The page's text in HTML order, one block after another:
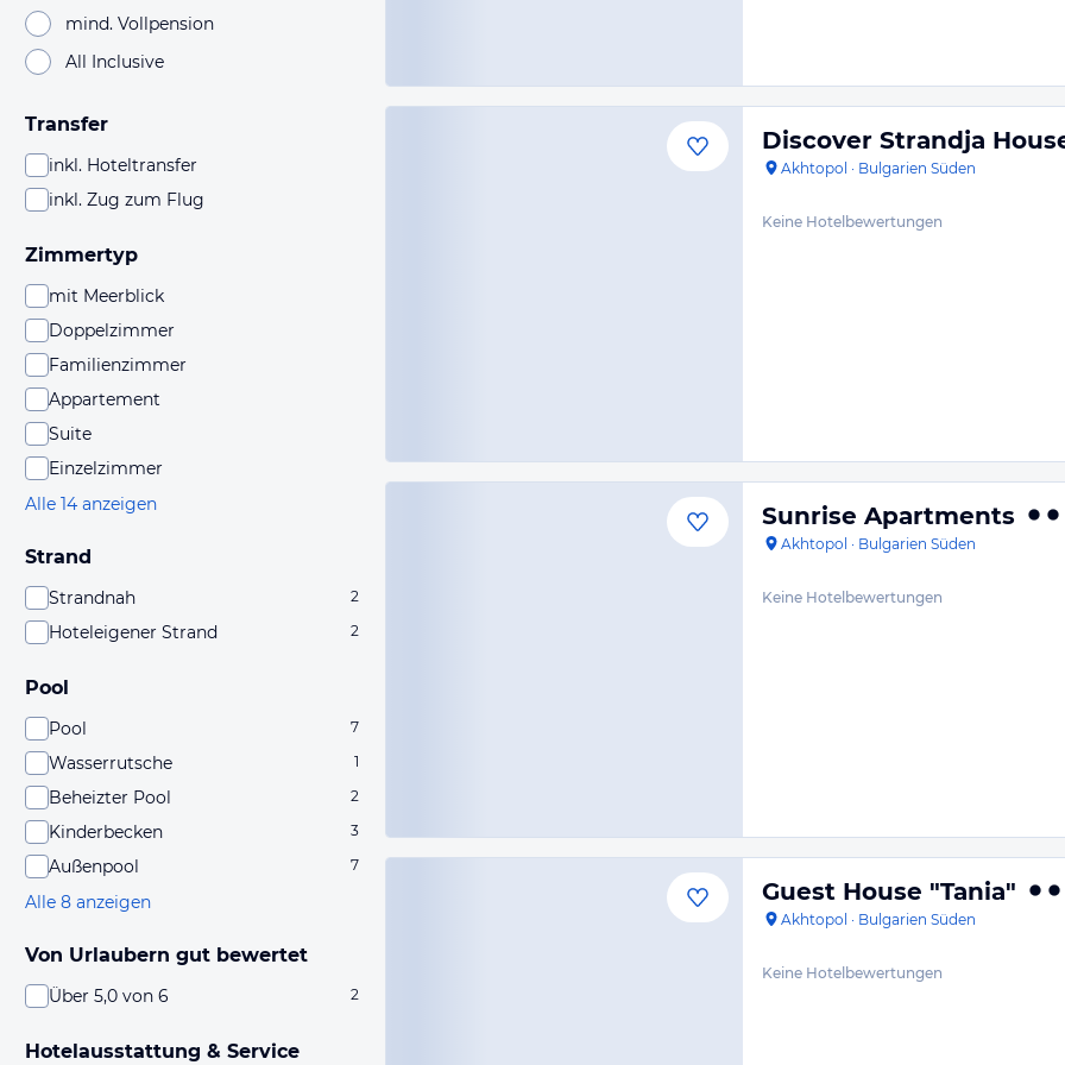
mind. Vollpension
All Inclusive
Transfer
inkl. Hoteltransfer
inkl. Zug zum Flug
Zimmertyp
mit Meerblick
Doppelzimmer
Familienzimmer
Appartement
Suite
Einzelzimmer
Alle 14 anzeigen
Strand
Strandnah 2
Hoteleigener Strand 2
Pool
Pool 7
Wasserrutsche 1
Beheizter Pool 2
Kinderbecken 3
Außenpool 7
Alle 8 anzeigen
Von Urlaubern gut bewertet
Über 5,0 von 6 2
Hotelausstattung & Service
Discover Strandja
Akhtopol · Bulgarien Süden
Keine Hotelbewertungen
Sunrise Apartments
Akhtopol · Bulgarien Süden
Keine Hotelbewertungen
Guest House "Tania"
Akhtopol · Bulgarien Süden
Keine Hotelbewertungen